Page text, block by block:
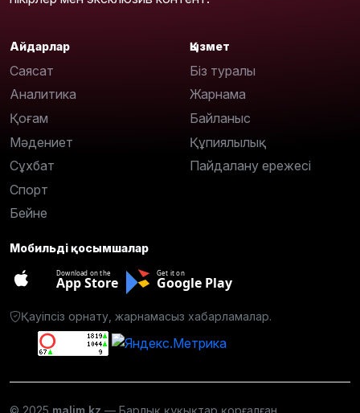
Айдарлар
Саясат
Аналитика
Қоғам
Мәдениет
Сұхбат
Спорт
Бейне
Қызмет
Біз туралы
Жарнама
Байланыс
Құпиялылық
Пайдалану ережесі
Мобильді қосымшалар
Download on the
App Store
Get it on
Google Play
Қауіпсіз орнату, жарнамасыз хабарламалар.
© 2025 malim.kz — Барлық құқықтар қорғалған.